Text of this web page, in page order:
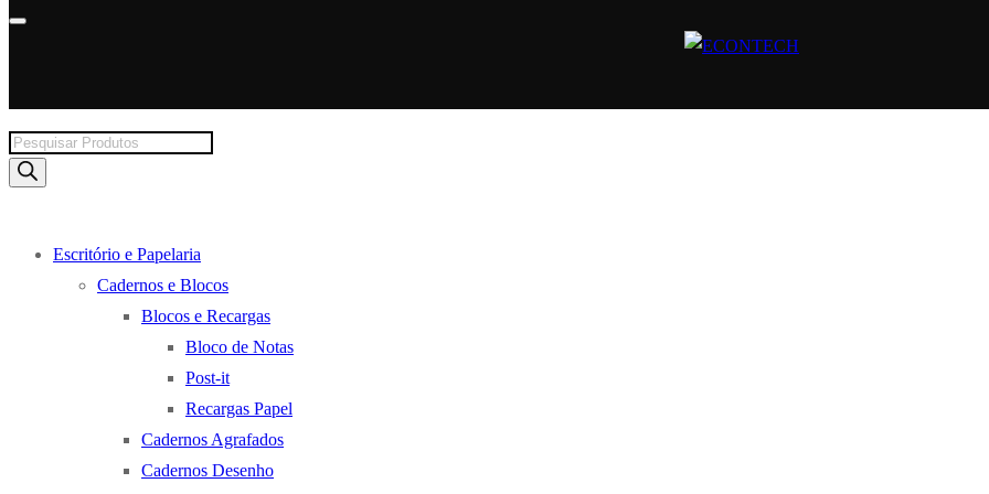
Products
search
Escritório e Papelaria
Cadernos e Blocos
Blocos e Recargas
Bloco de Notas
Post-it
Recargas Papel
Cadernos Agrafados
Cadernos Desenho